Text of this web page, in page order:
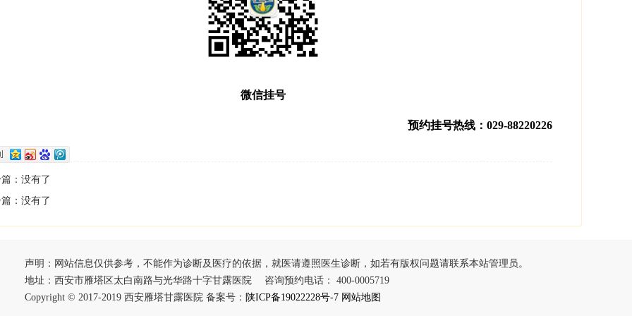
微信挂号
预约挂号热线：029-88220226
：没有了
：没有了
声明：网站信息仅供参考，不能作为诊断及医疗的依据，就医请遵照医生诊断，如若有版权问题请联系本站管理员。
地址：西安市雁塔区太白南路与光华路十字甘露医院 咨询预约电话： 400-0005719
Copyright © 2017-2019 西安雁塔甘露医院 备案号： 陕ICP备19022228号-7 网站地图